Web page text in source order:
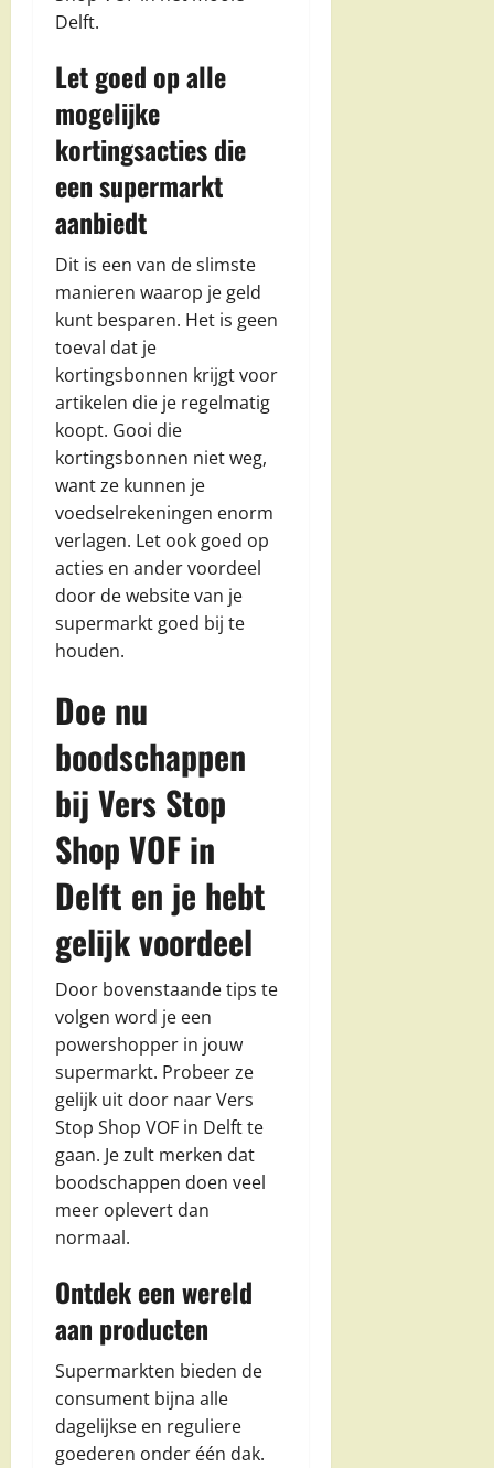
Delft.
Let goed op alle
mogelijke
kortingsacties die
een supermarkt
aanbiedt
Dit is een van de slimste
manieren waarop je geld
kunt besparen. Het is geen
toeval dat je
kortingsbonnen krijgt voor
artikelen die je regelmatig
koopt. Gooi die
kortingsbonnen niet weg,
want ze kunnen je
voedselrekeningen enorm
verlagen. Let ook goed op
acties en ander voordeel
door de website van je
supermarkt goed bij te
houden.
Doe nu
boodschappen
bij Vers Stop
Shop VOF in
Delft en je hebt
gelijk voordeel
Door bovenstaande tips te
volgen word je een
powershopper in jouw
supermarkt. Probeer ze
gelijk uit door naar Vers
Stop Shop VOF in Delft te
gaan. Je zult merken dat
boodschappen doen veel
meer oplevert dan
normaal.
Ontdek een wereld
aan producten
Supermarkten bieden de
consument bijna alle
dagelijkse en reguliere
goederen onder één dak.